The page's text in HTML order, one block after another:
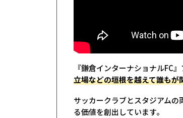
『鎌倉インターナショナルFC
立場などの垣根を越えて誰もが
サッカークラブとスタジアム
る価値を創出しています。